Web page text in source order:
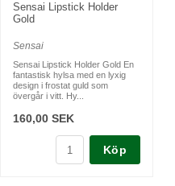
Sensai Lipstick Holder
Gold
Sensai
Sensai Lipstick Holder Gold En
fantastisk hylsa med en lyxig
design i frostat guld som
övergår i vitt. Hy...
160,00 SEK
Köp